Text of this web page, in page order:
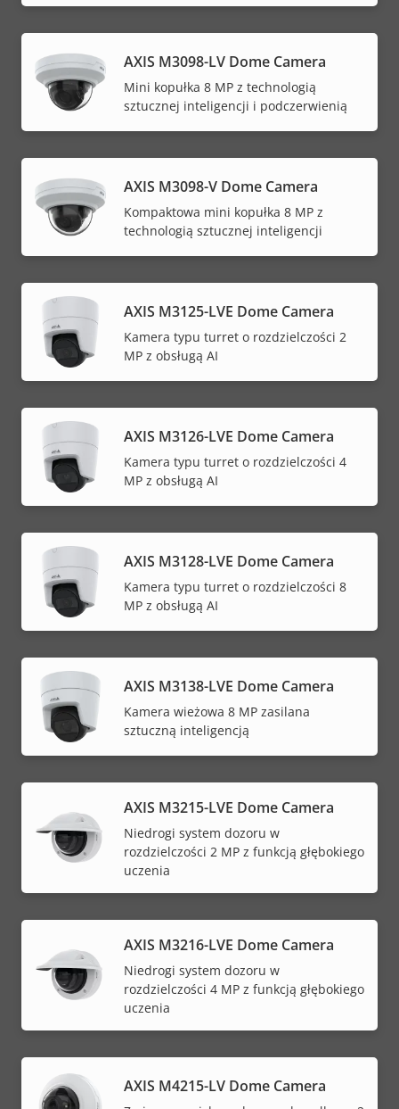
AXIS M3098-LV Dome Camera
Mini kopułka 8 MP z technologią
sztucznej inteligencji i podczerwienią
AXIS M3098-V Dome Camera
Kompaktowa mini kopułka 8 MP z
technologią sztucznej inteligencji
AXIS M3125-LVE Dome Camera
Kamera typu turret o rozdzielczości 2
MP z obsługą AI
AXIS M3126-LVE Dome Camera
Kamera typu turret o rozdzielczości 4
MP z obsługą AI
AXIS M3128-LVE Dome Camera
Kamera typu turret o rozdzielczości 8
MP z obsługą AI
AXIS M3138-LVE Dome Camera
Kamera wieżowa 8 MP zasilana
sztuczną inteligencją
AXIS M3215-LVE Dome Camera
Niedrogi system dozoru w
rozdzielczości 2 MP z funkcją głębokiego
uczenia
AXIS M3216-LVE Dome Camera
Niedrogi system dozoru w
rozdzielczości 4 MP z funkcją głębokiego
uczenia
AXIS M4215-LV Dome Camera